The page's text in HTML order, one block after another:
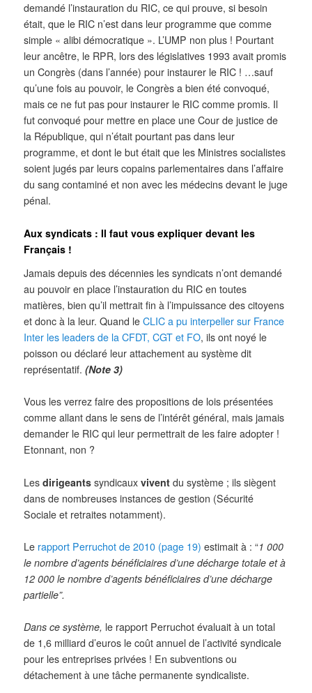
demandé l’instauration du RIC, ce qui prouve, si besoin
était, que le RIC n’est dans leur programme que comme
simple « alibi démocratique ». L’UMP non plus ! Pourtant
leur ancêtre, le RPR, lors des législatives 1993 avait promis
un Congrès (dans l’année) pour instaurer le RIC ! …sauf
qu’une fois au pouvoir, le Congrès a bien été convoqué,
mais ce ne fut pas pour instaurer le RIC comme promis. Il
fut convoqué pour mettre en place une Cour de justice de
la République, qui n’était pourtant pas dans leur
programme, et dont le but était que les Ministres socialistes
soient jugés par leurs copains parlementaires dans l’affaire
du sang contaminé et non avec les médecins devant le juge
pénal.
Aux syndicats : Il faut vous expliquer devant les
Français !
Jamais depuis des décennies les syndicats n’ont demandé
au pouvoir en place l’instauration du RIC en toutes
matières, bien qu’il mettrait fin à l’impuissance des citoyens
et donc à la leur. Quand leCLIC a pu interpeller sur France
Inter les leaders de la CFDT, CGT et FO, ils ont noyé le
poisson ou déclaré leur attachement au système dit
représentatif.(Note 3)
Vous les verrez faire des propositions de lois présentées
comme allant dans le sens de l’intérêt général, mais jamais
demander le RIC qui leur permettrait de les faire adopter !
Etonnant, non ?
Lesdirigeantssyndicaux viventdu système ; ils siègent
dans de nombreuses instances de gestion (Sécurité
Sociale et retraites notamment).
Le rapport Perruchot de 2010 (page 19) estimait à : “1 000
le nombre d’agents bénéficiaires d’une décharge totale et à
12 000 le nombre d’agents bénéficiaires d’une décharge
partielle”.
Dans ce système, le rapport Perruchot évaluait à un total
de 1,6 milliard d’euros le coût annuel de l’activité syndicale
pour les entreprises privées ! En subventions ou
détachement à une tâche permanente syndicaliste.